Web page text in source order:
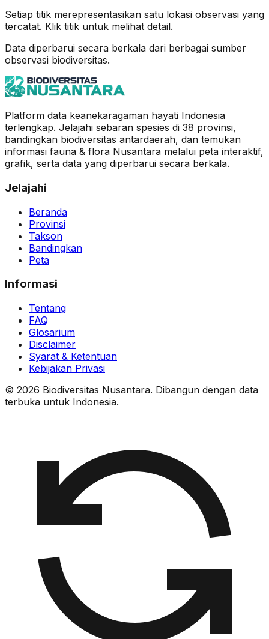
Setiap titik merepresentasikan satu lokasi observasi yang
tercatat. Klik titik untuk melihat detail.
Data diperbarui secara berkala dari berbagai sumber
observasi biodiversitas.
Platform data keanekaragaman hayati Indonesia
terlengkap. Jelajahi sebaran spesies di 38 provinsi,
bandingkan biodiversitas antardaerah, dan temukan
informasi fauna & flora Nusantara melalui peta interaktif,
grafik, serta data yang diperbarui secara berkala.
Jelajahi
Beranda
Provinsi
Takson
Bandingkan
Peta
Informasi
Tentang
FAQ
Glosarium
Disclaimer
Syarat & Ketentuan
Kebijakan Privasi
© 2026 Biodiversitas Nusantara. Dibangun dengan data
terbuka untuk Indonesia.